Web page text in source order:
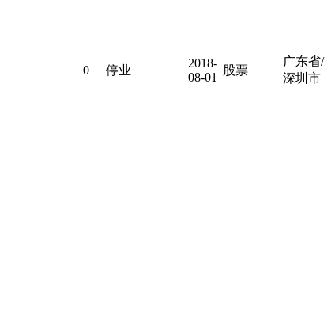
0 停业
2018-
08-01
股票
广东省/
深圳市